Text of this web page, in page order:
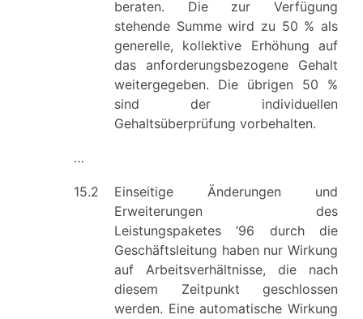
beraten. Die zur Verfügung
stehende Summe wird zu 50 % als
generelle, kollektive Erhöhung auf
das anforderungsbezogene Gehalt
weitergegeben. Die übrigen 50 %
sind der individuellen
Gehaltsüberprüfung vorbehalten.
…
15.2
Einseitige Änderungen und
Erweiterungen des
Leistungspaketes ‘96 durch die
Geschäftsleitung haben nur Wirkung
auf Arbeitsverhältnisse, die nach
diesem Zeitpunkt geschlossen
werden. Eine automatische Wirkung